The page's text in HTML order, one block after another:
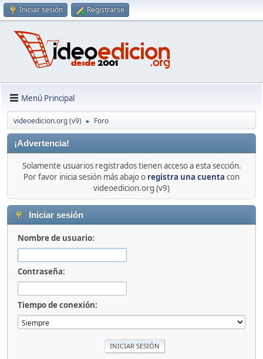
Iniciar sesión Registrarse
Menú Principal
videoedicion.org (v9) ► Foro
¡Advertencia!
Solamente usuarios registrados tienen acceso a esta sección.
Por favor inicia sesión más abajo o registra una cuenta con
videoedicion.org (v9)
Iniciar sesión
Nombre de usuario:
Contraseña:
Tiempo de conexión: